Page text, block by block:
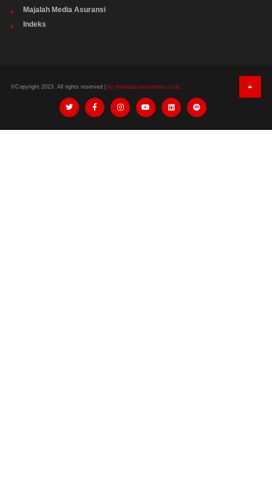
Majalah Media Asuransi
Indeks
©Copyright 2023. All rights reserved | by mediaasuransinews.co.id.